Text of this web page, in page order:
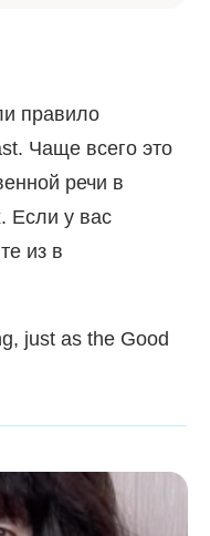
правило
Чаще всего это
речи в
Если у вас
из в
just as the Good